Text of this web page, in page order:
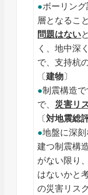
●ボーリン
層となるこ
問題はない
く、地中深
で、支持杭
〔建物〕
●制震構造
で、 災害リ
〔対地震総
●地盤に深
建つ制震構
がない限り
はないかと
の災害リス